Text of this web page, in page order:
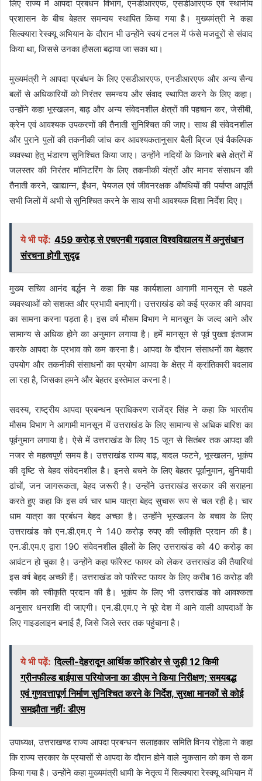
लिए राज्य में आपदा प्रबंधन विभाग, एनडीआरएफ, एसडीआरएफ एवं स्थानीय
प्रशासन के बीच बेहतर समन्वय स्थापित किया गया है। मुख्यमंत्री ने कहा
सिल्क्यारा रेस्क्यू अभियान के दौरान भी उन्होंने स्वयं टनल में फंसे मजदूरों से संवाद
किया था, जिससे उनका हौसला बढ़ाया जा सका था।
मुख्यमंत्री ने आपदा प्रबंधन के लिए एसडीआरएफ, एनडीआरएफ और अन्य सैन्य
बलों से अधिकारियों को निरंतर समन्वय और संवाद स्थापित करने के लिए कहा।
उन्होंने कहा भूस्खलन, बाढ़ और अन्य संवेदनशील क्षेत्रों की पहचान कर, जेसीबी,
क्रेन एवं आवश्यक उपकरणों की तैनाती सुनिश्चित की जाए। साथ ही संवेदनशील
और पुराने पुलों की तकनीकी जांच कर आवश्यकतानुसार बैली ब्रिज एवं वैकल्पिक
व्यवस्था हेतु भंडारण सुनिश्चित किया जाए। उन्होंने नदियों के किनारे बसे क्षेत्रों में
जलस्तर की निरंतर मॉनिटरिंग के लिए तकनीकी यंत्रों और मानव संसाधन की
तैनाती करने, खाद्यान्न, ईंधन, पेयजल एवं जीवनरक्षक औषधियों की पर्याप्त आपूर्ति
सभी जिलों में अभी से सुनिश्चित करने के साथ सभी आवश्यक दिशा निर्देश दिए।
ये भी पढ़ें: 459 करोड़ से एचएनबी गढ़वाल विश्वविद्यालय में अनुसंधान
संरचना होगी सुदृढ
मुख्य सचिव आनंद बर्द्धन ने कहा कि यह कार्यशाला आगामी मानसून से पहले
व्यवस्थाओं को सशक्त और प्रभावी बनाएगी। उत्तराखंड को कई प्रकार की आपदा
का सामना करना पड़ता है। इस वर्ष मौसम विभाग ने मानसून के जल्द आने और
सामान्य से अधिक होने का अनुमान लगाया है। हमें मानसून से पूर्व पुख्ता इंतजाम
करके आपदा के प्रभाव को कम करना है। आपदा के दौरान संसाधनों का बेहतर
उपयोग और तकनीकी संसाधनों का प्रयोग आपदा के क्षेत्र में क्रांतिकारी बदलाव
ला रहा है, जिसका हमने और बेहतर इस्तेमाल करना है।
सदस्य, राष्ट्रीय आपदा प्रबन्धन प्राधिकरण राजेंद्र सिंह ने कहा कि भारतीय
मौसम विभाग ने आगामी मानसून में उत्तराखंड के लिए सामान्य से अधिक बारिश का
पूर्वनुमान लगाया है। ऐसे में उत्तराखंड के लिए 15 जून से सितंबर तक आपदा की
नजर से महत्वपूर्ण समय है। उत्तराखंड राज्य बाढ़, बादल फटने, भूस्खलन, भूकंप
की दृष्टि से बेहद संवेदनशील है। इनसे बचने के लिए बेहतर पूर्वानुमान, बुनियादी
ढांचों, जन जागरूकता, बेहद जरूरी है। उन्होंने उत्तराखंड सरकार की सराहना
करते हुए कहा कि इस वर्ष चार धाम यात्रा बेहद सुचारू रूप से चल रही है। चार
धाम यात्रा का प्रबंधन बेहद अच्छा है। उन्होंने भूस्खलन के बचाव के लिए
उत्तराखंड को एन.डी.एम.ए ने 140 करोड़ रुपए की स्वीकृति प्रदान की है।
एन.डी.एम.ए द्वारा 190 संवेदनशील झीलों के लिए उत्तराखंड को 40 करोड़ का
आवंटन हो चुका है। उन्होंने कहा फॉरेस्ट फायर को लेकर उत्तराखंड की तैयारियां
इस वर्ष बेहद अच्छी हैं। उत्तराखंड को फॉरेस्ट फायर के लिए करीब 16 करोड़ की
स्कीम को स्वीकृति प्रदान की है। भूकंप के लिए भी उत्तराखंड को आवश्कता
अनुसार धनराशि दी जाएगी। एन.डी.एम.ए ने पूरे देश में आने वाली आपदाओं के
लिए गाइडलाइन बनाई हैं, जिसे जिले स्तर तक पहुंचाना है।
ये भी पढ़ें: दिल्ली-देहरादून आर्थिक कॉरिडोर से जुड़ी 12 किमी
ग्रीनफील्ड बाईपास परियोजना का डीएम ने किया निरीक्षण; समयबद्ध
एवं गुणवत्तापूर्ण निर्माण सुनिश्चित करने के निर्देश, सुरक्षा मानकों से कोई
समझौता नहींः डीएम
उपाध्यक्ष, उत्तराखण्ड राज्य आपदा प्रबन्धन सलाहकार समिति विनय रोहेला ने कहा
कि राज्य सरकार के प्रयासों से आपदा के दौरान होने वाले नुकसान को कम से कम
किया गया है। उन्होंने कहा मुख्यमंत्री धामी के नेतृत्व में सिल्क्यारा रेस्क्यू अभियान में